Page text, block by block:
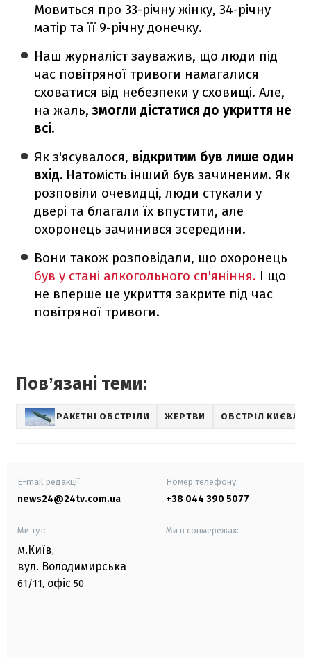
Мовиться про 33-річну жінку, 34-річну
матір та її 9-річну донечку.
Наш журналіст зауважив, що люди під
час повітряної тривоги намагалися
сховатися від небезпеки у сховищі. Але,
на жаль,змогли дістатися до укриття не
всі.
Як з'ясувалося, відкритим був лише один
вхід. Натомість інший був зачиненим. Як
розповіли очевидці, люди стукали у
двері та благали їх впустити, але
охоронець зачинився зсередини.
Вони також розповідали, що охоронець
був у стані алкогольного сп'яніння. І що
не вперше це укриття закрите під час
повітряної тривоги.
Повʼязані теми:
РАКЕТНІ ОБСТРІЛИ ЖЕРТВИ ОБСТРІЛ КИЄВА
E-mail редакції
news24@24tv.com.ua
Номер телефону:
+38 044 390 5077
Ми тут:
м.Київ,
вул. Володимирська
61/11, офіс 50
Ми в соцмережах: